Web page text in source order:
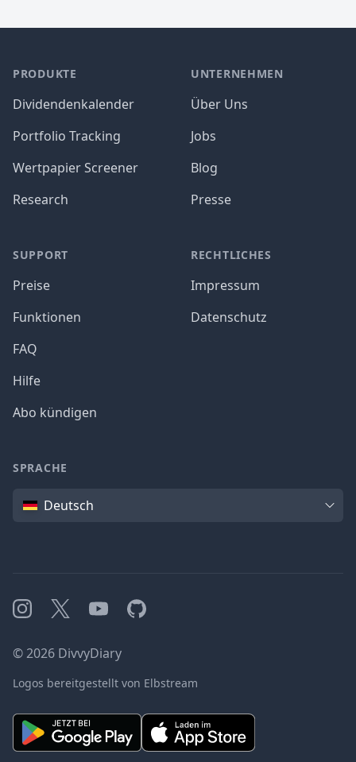
PRODUKTE
Dividendenkalender
Portfolio Tracking
Wertpapier Screener
Research
SUPPORT
Preise
Funktionen
FAQ
Hilfe
Abo kündigen
UNTERNEHMEN
Über Uns
Jobs
Blog
Presse
RECHTLICHES
Impressum
Datenschutz
SPRACHE
SpracheDeutsch
Instagram
X YouTubeGitHub
©2026 DivvyDiary
Logos bereitgestellt von Elbstream